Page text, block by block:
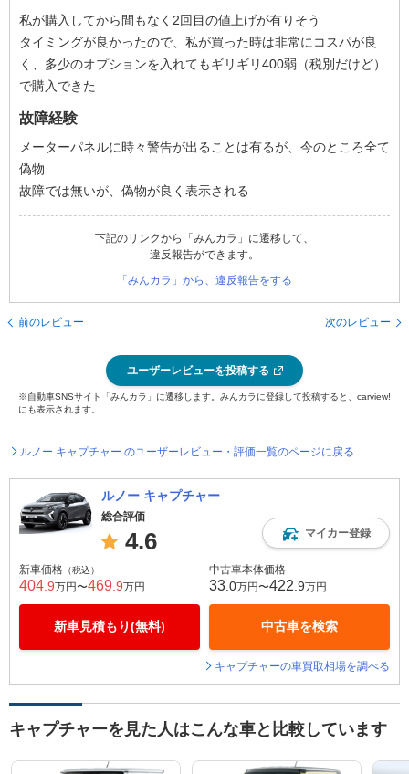
私が購入してから間もなく2回目の値上げが有りそう
タイミングが良かったので、私が買った時は非常にコスパが良
く、多少のオプションを入れてもギリギリ400弱（税別だけど）
で購入できた
故障経験
メーターパネルに時々警告が出ることは有るが、今のところ全て
偽物
故障では無いが、偽物が良く表示される
下記のリンクから「みんカラ」に遷移して、
違反報告ができます。
「みんカラ」から、違反報告をする
前のレビュー 次のレビュー
ユーザーレビューを投稿する
※自動車SNSサイト「みんカラ」に遷移します。みんカラに登録して投稿すると、carview!
にも表示されます。
ルノー キャプチャー のユーザーレビュー・評価一覧のページに戻る
ルノー キャプチャー
総合評価
4.6 マイカー登録
新車価格 （税込）
404 .9万円〜469 .9万円
新車見積もり(無料)
中古車本体価格
33 .0万円〜422 .9万円
中古車を検索
キャプチャーの車買取相場を調べる
キャプチャーを見た人はこんな車と比較しています